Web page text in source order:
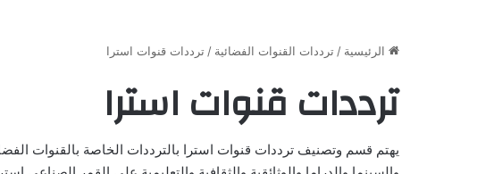
الرئيسية / ترددات القنوات الفضائية / ترددات قنوات استرا
ترددات قنوات استرا
يهتم قسم وتصنيف ترددات قنوات استرا بالترددات الخاصة بالقنوات